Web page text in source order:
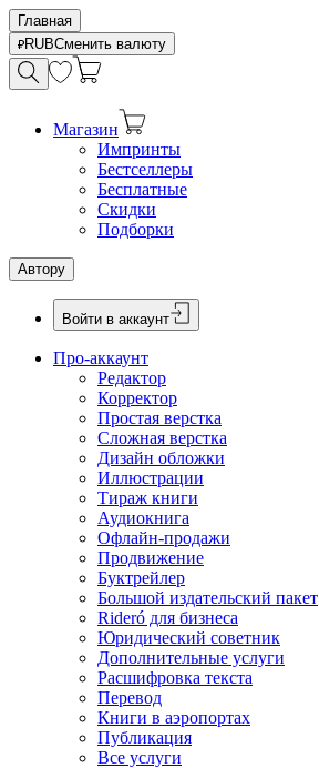
Главная
RUBСменить валюту
Магазин
Импринты
Бестселлеры
Бесплатные
Скидки
Подборки
Автору
Войти в аккаунт
Про-аккаунт
Редактор
Корректор
Простая верстка
Сложная верстка
Дизайн обложки
Иллюстрации
Тираж книги
Аудиокнига
Офлайн-продажи
Продвижение
Буктрейлер
Большой издательский пакет
Rideró для бизнеса
Юридический советник
Дополнительные услуги
Расшифровка текста
Перевод
Книги в аэропортах
Публикация
Все услуги